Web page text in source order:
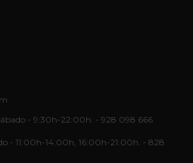
- 9:30h-22:00h. - 928 098 666
- 11:00h-14:00h, 16:00h-21:00h. - 828